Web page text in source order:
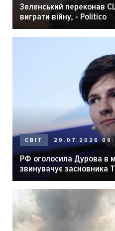
Зеленський переконав
виграти війну, - Politico
СВІТ 29.07.2026
РФ оголосила Дурова в
звинувачує засновника